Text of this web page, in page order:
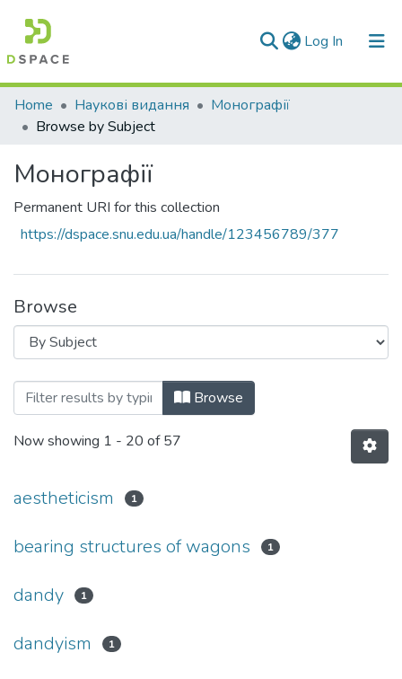
Log In (current)
Communities & Collections
All of DSpace
Home Наукові видання
Монографії
Browse by Subject
Монографії
Permanent URI for this collection
https://dspace.snu.edu.ua/handle/123456789/377
Browse
Browsing Монографії by Subject
Browse
Now showing 1 - 20 of 57
aestheticism 1
bearing structures of wagons 1
dandy 1
dandyism 1